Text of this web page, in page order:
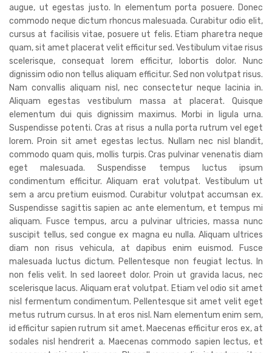
augue, ut egestas justo. In elementum porta posuere. Donec
commodo neque dictum rhoncus malesuada. Curabitur odio elit,
cursus at facilisis vitae, posuere ut felis. Etiam pharetra neque
quam, sit amet placerat velit efficitur sed. Vestibulum vitae risus
scelerisque, consequat lorem efficitur, lobortis dolor. Nunc
dignissim odio non tellus aliquam efficitur. Sed non volutpat risus.
Nam convallis aliquam nisl, nec consectetur neque lacinia in.
Aliquam egestas vestibulum massa at placerat. Quisque
elementum dui quis dignissim maximus. Morbi in ligula urna.
Suspendisse potenti. Cras at risus a nulla porta rutrum vel eget
lorem. Proin sit amet egestas lectus. Nullam nec nisl blandit,
commodo quam quis, mollis turpis. Cras pulvinar venenatis diam
eget malesuada. Suspendisse tempus luctus ipsum
condimentum efficitur. Aliquam erat volutpat. Vestibulum ut
sem a arcu pretium euismod. Curabitur volutpat accumsan ex.
Suspendisse sagittis sapien ac ante elementum, et tempus mi
aliquam. Fusce tempus, arcu a pulvinar ultricies, massa nunc
suscipit tellus, sed congue ex magna eu nulla. Aliquam ultrices
diam non risus vehicula, at dapibus enim euismod. Fusce
malesuada luctus dictum. Pellentesque non feugiat lectus. In
non felis velit. In sed laoreet dolor. Proin ut gravida lacus, nec
scelerisque lacus. Aliquam erat volutpat. Etiam vel odio sit amet
nisl fermentum condimentum. Pellentesque sit amet velit eget
metus rutrum cursus. In at eros nisl. Nam elementum enim sem,
id efficitur sapien rutrum sit amet. Maecenas efficitur eros ex, at
sodales nisl hendrerit a. Maecenas commodo sapien lectus, et